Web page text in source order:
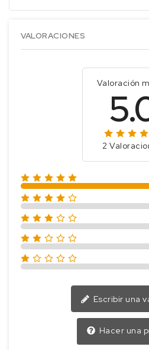
VALORACIONES
Valoración
2
Escribir una
Hacer una